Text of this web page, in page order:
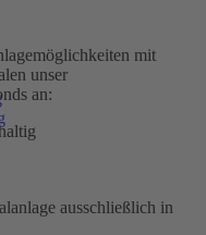
mit
unser
an:
ausschließlich in